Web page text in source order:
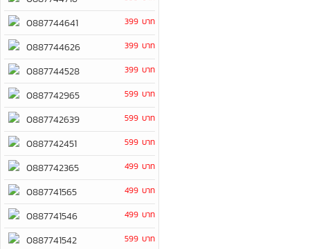
0887744641 399 บาท
0887744626 399 บาท
0887744528 399 บาท
0887742965 599 บาท
0887742639 599 บาท
0887742451 599 บาท
0887742365 499 บาท
0887741565 499 บาท
0887741546 499 บาท
0887741542 599 บาท